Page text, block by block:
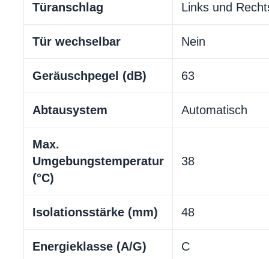
Türanschlag Links und
Tür wechselbar Nein
Geräuschpegel (dB) 63
Abtausystem Automatisch
Max.
Umgebungstemperatur
(°C)
38
Isolationsstärke (mm) 48
Energieklasse (A/G) C